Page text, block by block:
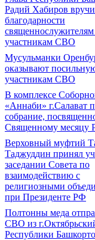
Радий Хабиров
благодарности
участникам СВО
Мусульманки
оказывают
участникам СВО
В комплексе
«Аннаби» г.Салават
собрание,
Священному месяцу
Верховный муфтий
Таджуддин принял
заседании Совета по
взаимодействию с
религиозными
при Президенте РФ
Полтонны меда
СВО из
Республики